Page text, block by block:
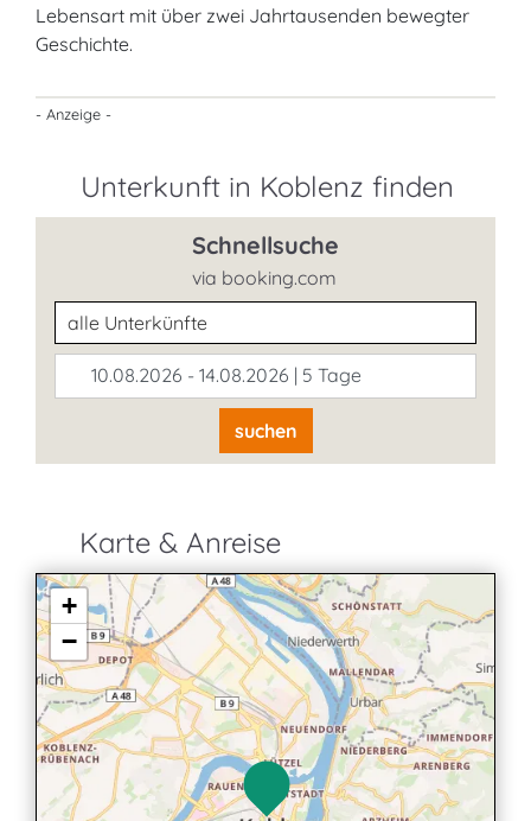
Lebensart mit über zwei Jahrtausenden bewegter
Geschichte.
- Anzeige -
Unterkunft in Koblenz finden
Schnellsuche
via booking.com
Unterkunftsart
10.08.2026 - 14.08.2026 | 5 Tage
suchen
Karte & Anreise
+
−